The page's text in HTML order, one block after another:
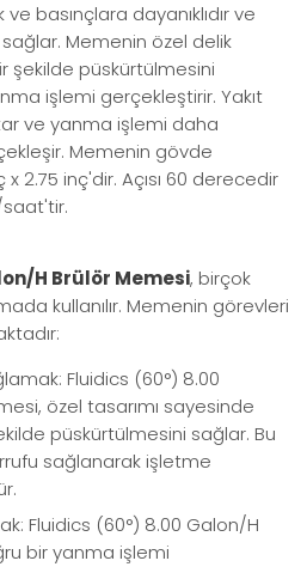
basınçlara dayanıklıdır ve
Memenin özel delik
şekilde püskürtülmesini
işlemi gerçekleştirir. Yakıt
ve yanma işlemi daha
Memenin gövde
x 2.75 inç'dir. Açısı 60 derecedir
saat'tir.
H Brülör Memesi, birçok
kullanılır. Memenin görevleri
Fluidics (60°) 8.00
özel tasarımı sayesinde
püskürtülmesini sağlar. Bu
sağlanarak işletme
Fluidics (60°) 8.00 Galon/H
bir yanma işlemi